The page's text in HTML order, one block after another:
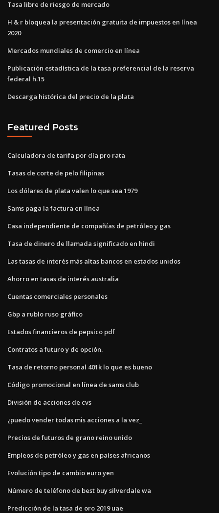
Tasa libre de riesgo de mercado
H & r bloquea la presentación gratuita de impuestos en línea
2020
Mercados mundiales de comercio en línea
Publicación estadística de la tasa preferencial de la reserva
federal h.15
Descarga histórica del precio de la plata
Featured Posts
Calculadora de tarifa por día pro rata
Tasas de corte de pelo filipinas
Los dólares de plata valen lo que sea 1979
Sams paga la factura en línea
Casa independiente de compañías de petróleo y gas
Tasa de dinero de llamada significado en hindi
Las tasas de interés más altas bancos en estados unidos
Ahorro en tasas de interés australia
Cuentas comerciales personales
Gbp a rublo ruso gráfico
Estados financieros de pepsico pdf
Contratos a futuro y de opción.
Tasa de retorno personal 401k lo que es bueno
Código promocional en línea de sams club
División de acciones de cvs
¿puedo vender todas mis acciones a la vez_
Precios de futuros de grano reino unido
Empleos de petróleo y gas en países africanos
Evolución tipo de cambio euro yen
Número de teléfono de best buy silverdale wa
Predicción de la tasa de oro 2019 uae